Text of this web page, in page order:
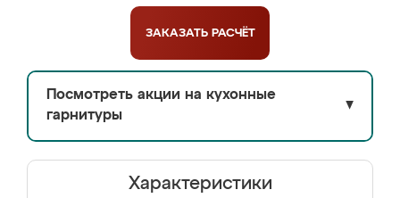
ЗАКАЗАТЬ РАСЧЁТ
Посмотреть акции на кухонные
гарнитуры
▼
Характеристики